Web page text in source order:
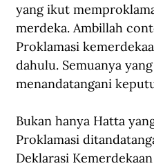
yang ikut
merdeka. Ambillah
Proklamasi
dahulu. Semuanya
menandatangani
Bukan hanya Hatta
Proklamasi
Deklarasi